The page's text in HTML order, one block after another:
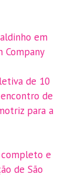
em
Company
de 10
de
para a
completo e
de São